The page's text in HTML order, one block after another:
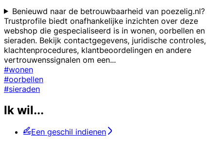
Benieuwd naar de betrouwbaarheid van poezelig.nl?
Trustprofile biedt onafhankelijke inzichten over deze
webshop die gespecialiseerd is in wonen, oorbellen en
sieraden. Bekijk contactgegevens, juridische controles,
klachtenprocedures, klantbeoordelingen en andere
vertrouwenssignalen om een...
#wonen
#oorbellen
#sieraden
Ik wil...
Een geschil indienen